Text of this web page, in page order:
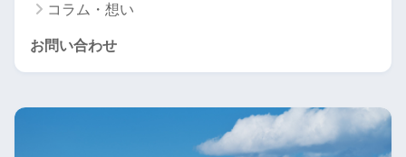
コラム・想い
お問い合わせ